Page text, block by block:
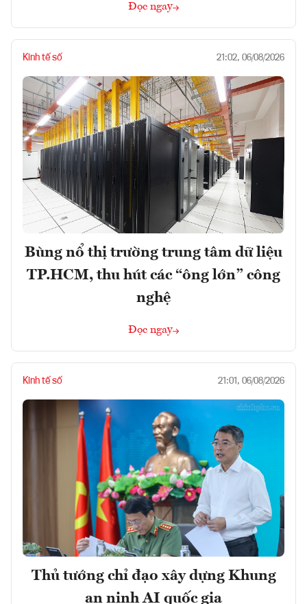
Đọc ngay
Kinh tế số 21:02, 06/08/2026
Bùng nổ thị trường trung tâm dữ liệu
TP.HCM, thu hút các “ông lớn” công
nghệ
Đọc ngay
Kinh tế số 21:01, 06/08/2026
Thủ tướng chỉ đạo xây dựng Khung
an ninh AI quốc gia